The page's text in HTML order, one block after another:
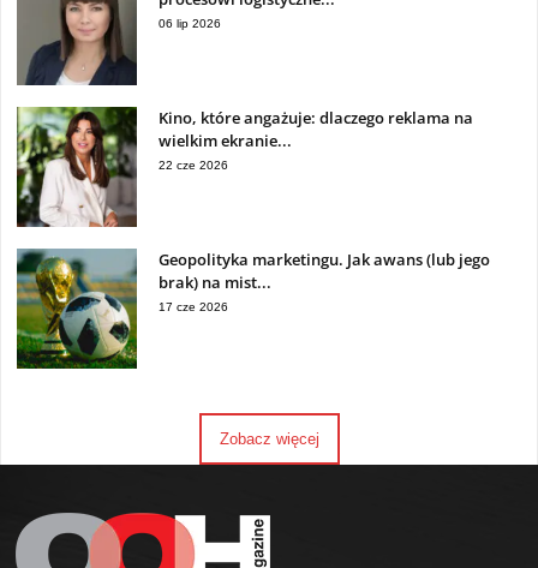
06 lip 2026
Kino, które angażuje: dlaczego reklama na
wielkim ekranie...
22 cze 2026
Geopolityka marketingu. Jak awans (lub jego
brak) na mist...
17 cze 2026
Zobacz więcej